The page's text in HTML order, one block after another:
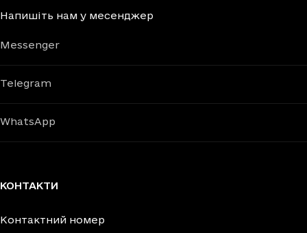
Напишіть нам у месенджер
Messenger
Telegram
WhatsApp
КОНТАКТИ
Контактний номер